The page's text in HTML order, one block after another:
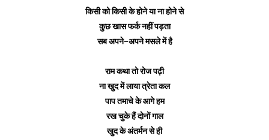
किसी को किसी के होने या ना होने से
कुछ खास फर्क नहीं पड़ता
सब अपने-अपने मसले में है
राम कथा तो रोज पढ़ी
ना खुद में लाया त्रेता कल
पाप तमाचे के आगे हम
रख चुके हैं दोनों गाल
खुद के अंतर्मन से ही